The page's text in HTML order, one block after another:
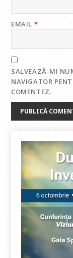
EMAIL *
SALVEAZĂ-MI
NAVIGATOR
COMENTEZ.